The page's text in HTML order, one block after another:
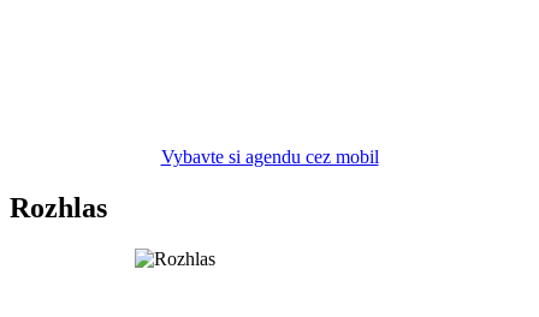
Vybavte si agendu cez mobil
Rozhlas